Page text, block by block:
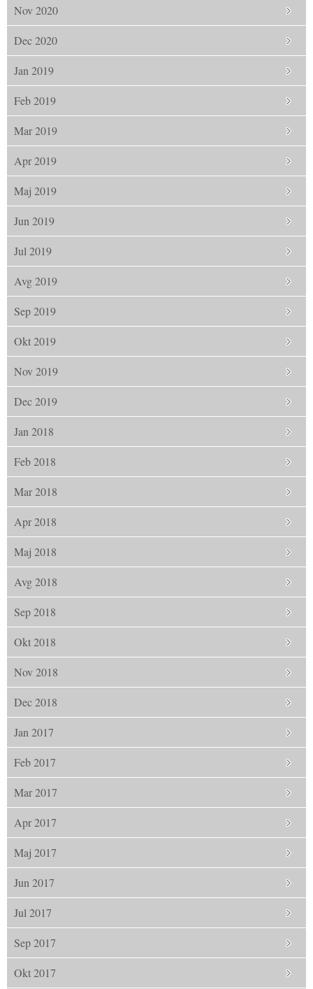
Nov 2020
Dec 2020
Jan 2019
Feb 2019
Mar 2019
Apr 2019
Maj 2019
Jun 2019
Jul 2019
Avg 2019
Sep 2019
Okt 2019
Nov 2019
Dec 2019
Jan 2018
Feb 2018
Mar 2018
Apr 2018
Maj 2018
Avg 2018
Sep 2018
Okt 2018
Nov 2018
Dec 2018
Jan 2017
Feb 2017
Mar 2017
Apr 2017
Maj 2017
Jun 2017
Jul 2017
Sep 2017
Okt 2017